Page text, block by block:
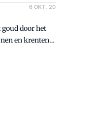
6 OKT. 20
door het
en krenten